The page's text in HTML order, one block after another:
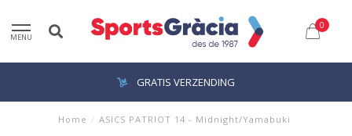
MENU
0
GRATIS VERZENDING
Home / ASICS PATRIOT 14 - Midnight/Yamabuki